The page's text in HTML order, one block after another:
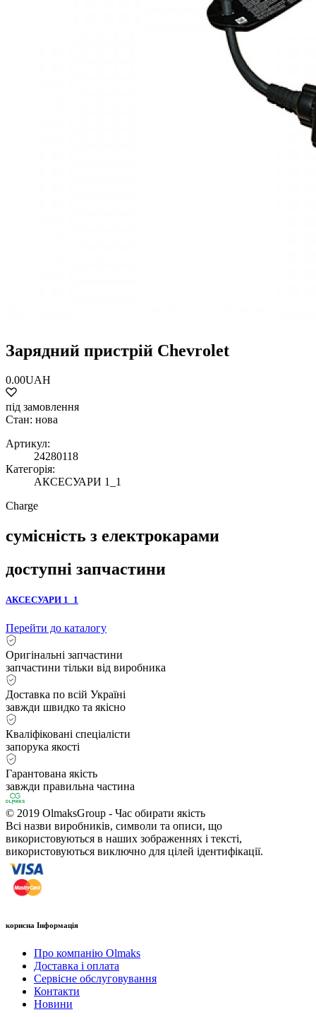
Зарядний пристрій Chevrolet
0.00UAH
під замовлення
Стан: нова
Артикул:
24280118
Категорія:
АКСЕСУАРИ 1_1
Charge
сумісність з електрокарами
доступні запчастини
АКСЕСУАРИ 1_1
Перейти до каталогу
Оригінальні запчастини
запчастини тільки від виробника
Доставка по всій Україні
завжди швидко та якісно
Кваліфіковані спеціалісти
запорука якості
Гарантована якість
завжди правильна частина
© 2019 OlmaksGroup - Час обирати якість
Всі назви виробників, символи та описи, що
використовуються в наших зображеннях і тексті,
використовуються виключно для цілей ідентифікації.
корисна Інформація
Про компанію Olmaks
Доставка і оплата
Сервісне обслуговування
Контакти
Новини